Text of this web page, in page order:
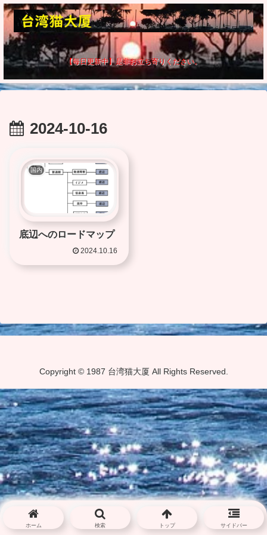
【毎日更新中】是非お立ち寄りください。
2024-10-16
国内
底辺へのロードマップ
2024.10.16
Copyright © 1987 台湾猫大厦 All Rights Reserved.
ホーム 検索 トップ サイドバー